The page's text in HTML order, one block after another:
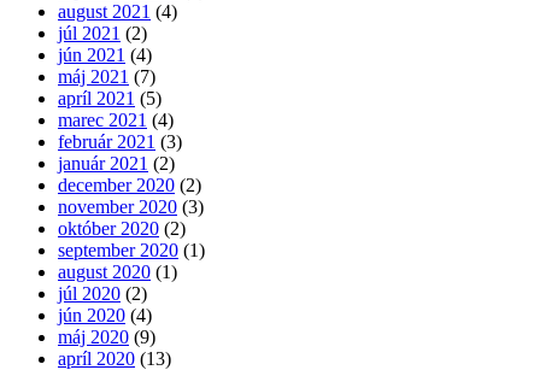
august 2021 (4)
júl 2021 (2)
jún 2021 (4)
máj 2021 (7)
apríl 2021 (5)
marec 2021 (4)
február 2021 (3)
január 2021 (2)
december 2020 (2)
november 2020 (3)
október 2020 (2)
september 2020 (1)
august 2020 (1)
júl 2020 (2)
jún 2020 (4)
máj 2020 (9)
apríl 2020 (13)